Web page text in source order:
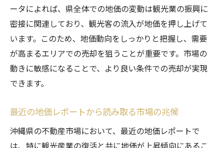
ータによれば、県全体での地価の変動は観光業の振興に
密接に関連しており、観光客の流入が地価を押し上げて
います。このため、地価動向をしっかりと把握し、需要
が高まるエリアでの売却を狙うことが重要です。市場の
動きに敏感になることで、より良い条件での売却が実現
できます。
最近の地価レポートから読み取る市場の兆候
沖縄県の不動産市場において、最近の地価レポートで
は、特に観光産業の復活と共に地価が上昇傾向にあるこ